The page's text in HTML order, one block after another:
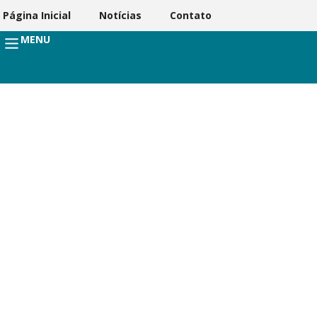
Página Inicial Notícias Contato
MENU